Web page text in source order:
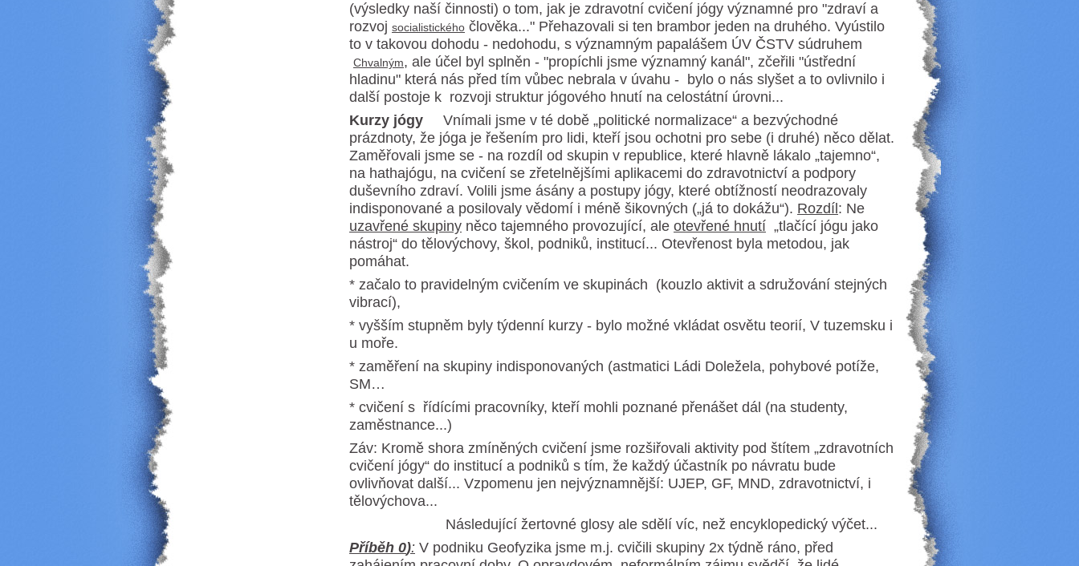
(výsledky naší činnosti) o tom, jak je zdravotní cvičení jógy významné pro "zdraví a
rozvoj socialistického člověka..." Přehazovali si ten brambor jeden na druhého. Vyústilo
to v takovou dohodu - nedohodu, s významným papalášem ÚV ČSTV súdruhem
Chvalným, ale účel byl splněn - "propíchli jsme významný kanál", zčeřili "ústřední
hladinu" která nás před tím vůbec nebrala v úvahu - bylo o nás slyšet a to ovlivnilo i
další postoje k rozvoji struktur jógového hnutí na celostátní úrovni...
Kurzy jógy Vnímali jsme v té době „politické normalizace“ a bezvýchodné
prázdnoty, že jóga je řešením pro lidi, kteří jsou ochotni pro sebe (i druhé) něco dělat.
Zaměřovali jsme se - na rozdíl od skupin v republice, které hlavně lákalo „tajemno“,
na hathajógu, na cvičení se zřetelnějšími aplikacemi do zdravotnictví a podpory
duševního zdraví. Volili jsme ásány a postupy jógy, které obtížností neodrazovaly
indisponované a posilovaly vědomí i méně šikovných („já to dokážu“). Rozdíl : Ne
uzavřené skupiny něco tajemného provozující, ale otevřené hnutí „tlačící jógu jako
nástroj“ do tělovýchovy, škol, podniků, institucí... Otevřenost byla metodou, jak
pomáhat.
* začalo to pravidelným cvičením ve skupinách (kouzlo aktivit a sdružování stejných
vibrací),
* vyšším stupněm byly týdenní kurzy - bylo možné vkládat osvětu teorií, V tuzemsku i
u moře.
* zaměření na skupiny indisponovaných (astmatici Ládi Doležela, pohybové potíže,
SM…
* cvičení s řídícími pracovníky, kteří mohli poznané přenášet dál (na studenty,
zaměstnance...)
Záv: Kromě shora zmíněných cvičení jsme rozšiřovali aktivity pod štítem „zdravotních
cvičení jógy“ do institucí a podniků s tím, že každý účastník po návratu bude
ovlivňovat další... Vzpomenu jen nejvýznamnější: UJEP, GF, MND, zdravotnictví, i
tělovýchova...
Následující žertovné glosy ale sdělí víc, než encyklopedický výčet...
Příběh 0): V podniku Geofyzika jsme m.j. cvičili skupiny 2x týdně ráno, před